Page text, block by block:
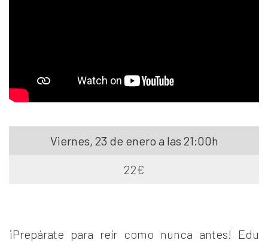
Viernes, 23 de enero a las 21:00h
22€
¡Prepárate para reír como nunca antes! Edu